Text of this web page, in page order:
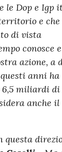
le Dop e Igp
e che
di vista
conosce
azione, a
anni ha
6,5 miliardi
anche
questa